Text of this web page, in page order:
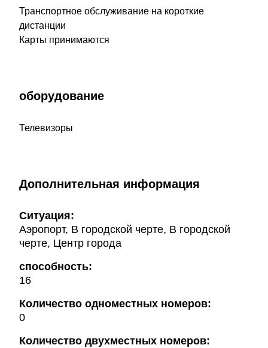
Транспортное обслуживание на короткие
дистанции
Карты принимаются
оборудование
Телевизоры
Дополнительная информация
Ситуация:
Аэропорт, В городской черте, В городской
черте, Центр города
способность:
16
Количество одноместных номеров:
0
Количество двухместных номеров: